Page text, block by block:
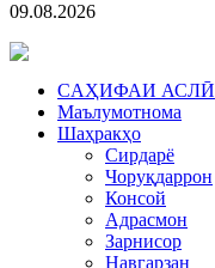
09.08.2026
CАҲИФАИ АСЛӢ
Маълумотнома
Шаҳракҳо
Сирдарё
Чоруқдаррон
Консой
Адрасмон
Зарнисор
Навгарзан